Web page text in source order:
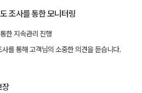
조사를 통한 모니터링
한 지속관리 진행
를 통해 고객님의 소중한 의견을 듣습니다.
장